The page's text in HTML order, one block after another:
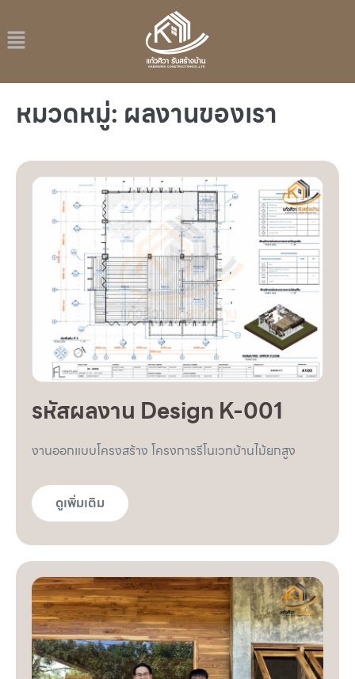
หมวดหมู่: ผลงานของเรา
รหัสผลงาน Design K-001
งานออกแบบโครงสร้าง โครงการรีโนเวทบ้านไม้ยกสูง
ดูเพิ่มเติม